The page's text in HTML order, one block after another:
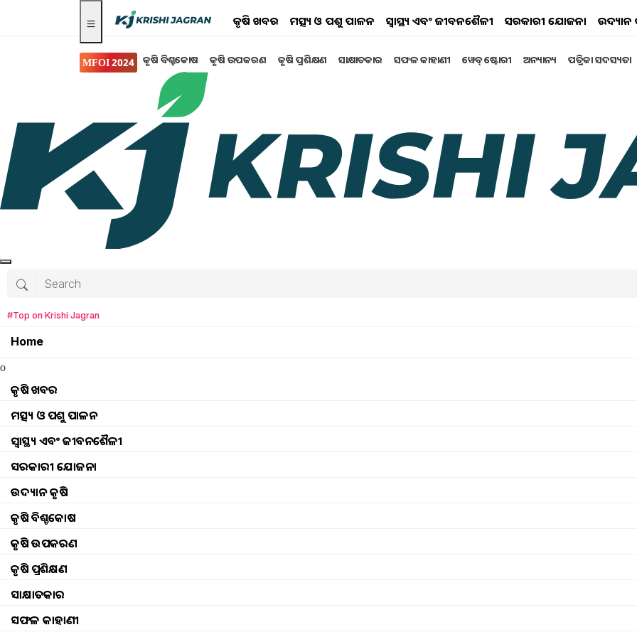
କୃଷି ଖବର ମତ୍ସ୍ୟ ଓ ପଶୁ ପାଳନ ସ୍ୱାସ୍ଥ୍ୟ ଏବଂ ଜୀବନଶୈଳୀ ସରକାରୀ ଯୋଜନା ଉଦ୍ୟାନ
MFOI 2024 କୃଷି ବିଶ୍ବକୋଷ କୃଷି ଉପକରଣ କୃଷି ପ୍ରଶିକ୍ଷଣ ସାକ୍ଷାତକାର ସଫଳ କାହାଣୀ ୱେବ୍ ଷ୍ଟୋରୀ ଅନ୍ୟାନ୍ୟ ପତ୍ରିକା ସଦସ୍ୟତା
#Top on Krishi Jagran
Home
o
କୃଷି ଖବର
ମତ୍ସ୍ୟ ଓ ପଶୁ ପାଳନ
ସ୍ୱାସ୍ଥ୍ୟ ଏବଂ ଜୀବନଶୈଳୀ
ସରକାରୀ ଯୋଜନା
ଉଦ୍ୟାନ କୃଷି
କୃଷି ବିଶ୍ବକୋଷ
କୃଷି ଉପକରଣ
କୃଷି ପ୍ରଶିକ୍ଷଣ
ସାକ୍ଷାତକାର
ସଫଳ କାହାଣୀ
କୃଷି ଖବର
ସୋଲାପୁରରେ ଆୟୋଜିତ 'MFOI ସମୃଦ୍ଧ କିସାନ
ଉତ୍ସବ', ଜାଣନ୍ତୁ କ'ଣ ରହିଛି ଖାସ....
କୃଷି ଜାଗରଣ ଆଜିକାଲି ସାରା ଦେଶରେ 'MFOI ସମୃଦ୍ଧ କିସାନ ଉତ୍ସବ 2024' ଆୟୋଜନ କରିଅଛି | କୃଷକମାନଙ୍କୁ ଏକ